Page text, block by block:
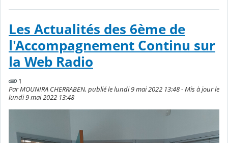
Les Actualités des 6ème de
l'Accompagnement Continu sur
la Web Radio
1
Par MOUNIRA CHERRABEN, publié le lundi 9 mai 2022 13:48 - Mis à jour le
lundi 9 mai 2022 13:48